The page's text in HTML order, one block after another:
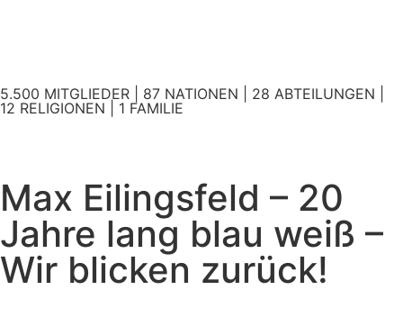
5.500 MITGLIEDER | 87 NATIONEN | 28 ABTEILUNGEN |
12 RELIGIONEN | 1 FAMILIE
Max Eilingsfeld – 20
Jahre lang blau weiß –
Wir blicken zurück!